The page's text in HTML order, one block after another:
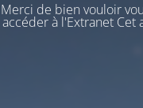
Merci de bien vouloir
accéder à l'Extranet Cet